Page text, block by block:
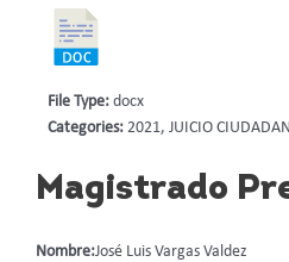
Magistrado
Nombre:José Luis Vargas Valdez
File Type: docx
Categories: 2021, JUICIO